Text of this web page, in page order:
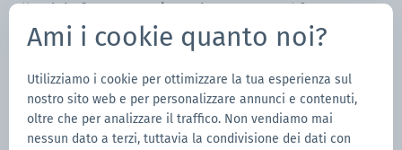
alluminio fino a15 anni, non importa se nel frattempo
abbiamo cambiato modello!
CARE
Servizio ricambi
Ami i cookie quanto noi?
Utilizziamo i cookie per ottimizzare la tua esperienza sul
nostro sito web e per personalizzare annunci e contenuti,
oltre che per analizzare il traffico. Non vendiamo mai
nessun dato a terzi, tuttavia la condivisione dei dati con